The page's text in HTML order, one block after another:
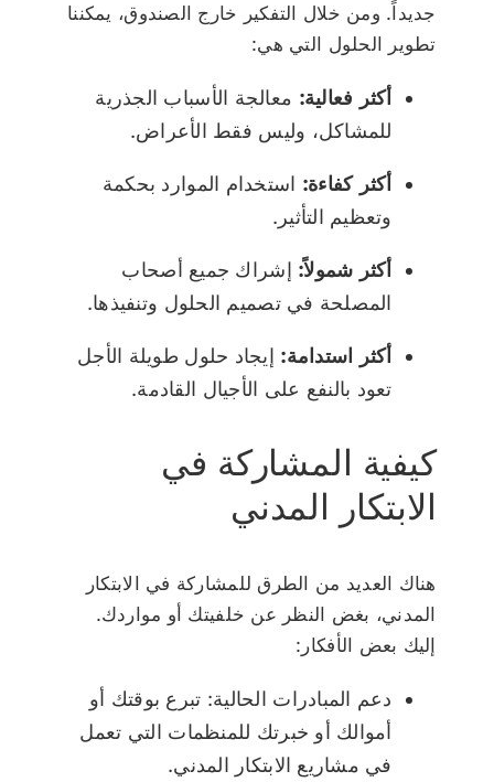
جديداً. ومن خلال التفكير خارج الصندوق، يمكننا
تطوير الحلول التي هي:
أكثر فعالية: معالجة الأسباب الجذرية
للمشاكل، وليس فقط الأعراض.
أكثر كفاءة: استخدام الموارد بحكمة
وتعظيم التأثير.
أكثر شمولاً: إشراك جميع أصحاب
المصلحة في تصميم الحلول وتنفيذها.
أكثر استدامة: إيجاد حلول طويلة الأجل
تعود بالنفع على الأجيال القادمة.
كيفية المشاركة في
الابتكار المدني
هناك العديد من الطرق للمشاركة في الابتكار
المدني، بغض النظر عن خلفيتك أو مواردك.
إليك بعض الأفكار:
دعم المبادرات الحالية: تبرع بوقتك أو
أموالك أو خبرتك للمنظمات التي تعمل
في مشاريع الابتكار المدني.